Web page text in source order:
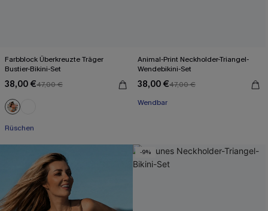
Farbblock Überkreuzte Träger
Bustier-Bikini-Set
38,00 €47,00 €
Mit Gratis-Maßband
Rüschen
Animal-Print Neckholder-Triangel-
Wendebikini-Set
38,00 €47,00 €
Wendbar
-9%